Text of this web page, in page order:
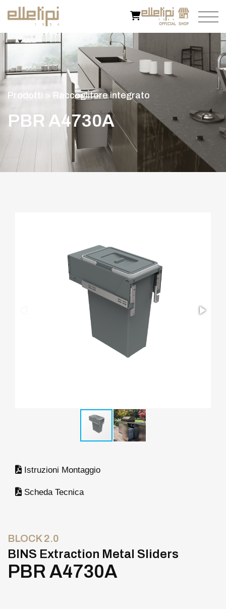
Pro d o i > R ccoglitore integrato
PBR A4730A
Istruzioni Montaggio
Scheda Tecnica
BLOCK 2.0
BINS Extraction Metal Sliders
PBR A4730A